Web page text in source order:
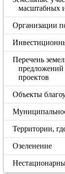
масштабных
Организации
Перечень
предложений
проектов
Объекты
Территории,
Озеленение